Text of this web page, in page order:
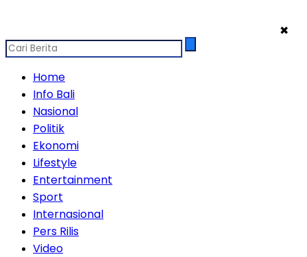
✖
Home
Info Bali
Nasional
Politik
Ekonomi
Lifestyle
Entertainment
Sport
Internasional
Pers Rilis
Video